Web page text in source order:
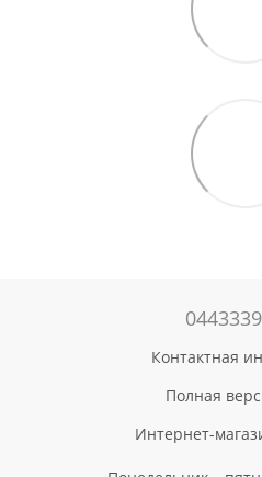
Контактная
Полная
Интернет-